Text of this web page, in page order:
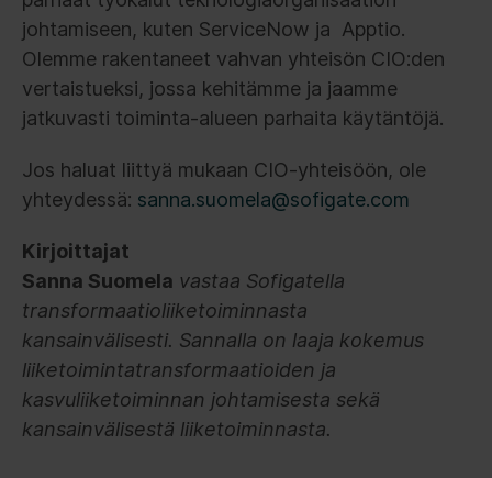
johtamiseen, kuten ServiceNow ja Apptio.
Olemme rakentaneet vahvan yhteisön CIO:den
vertaistueksi, jossa kehitämme ja jaamme
jatkuvasti toiminta-alueen parhaita käytäntöjä.
Jos haluat liittyä mukaan CIO-yhteisöön, ole
yhteydessä: sanna.suomela@sofigate.com
Kirjoittajat
Sanna Suomela vastaa Sofigatella
transformaatioliiketoiminnasta
kansainvälisesti. Sannalla on laaja kokemus
liiketoimintatransformaatioiden ja
kasvuliiketoiminnan johtamisesta sekä
kansainvälisestä liiketoiminnasta.